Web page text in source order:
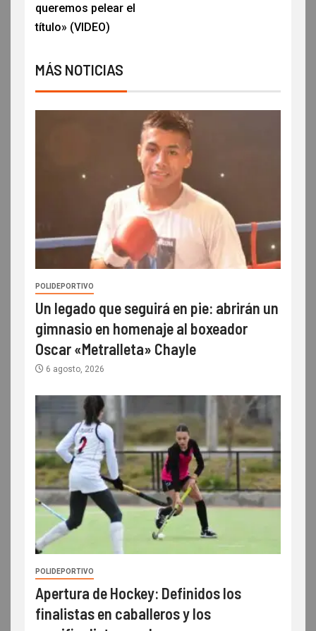
queremos pelear el
título» (VIDEO)
MÁS NOTICIAS
POLIDEPORTIVO
Un legado que seguirá en pie: abrirán un
gimnasio en homenaje al boxeador
Oscar «Metralleta» Chayle
6 agosto, 2026
POLIDEPORTIVO
Apertura de Hockey: Definidos los
finalistas en caballeros y los